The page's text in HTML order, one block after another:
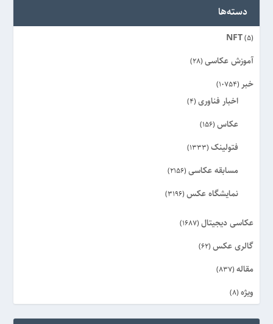
دسته‌ها
NFT(5)
آموزش عکاسی (28)
خبر (10754)
اخبار فناوری (4)
عکاس (156)
فتولینک (1333)
مسابقه عکاسی (2156)
نمایشگاه عکس (3196)
عکاسی دیجیتال (1687)
گالری عکس (62)
مقاله (837)
ویژه (8)